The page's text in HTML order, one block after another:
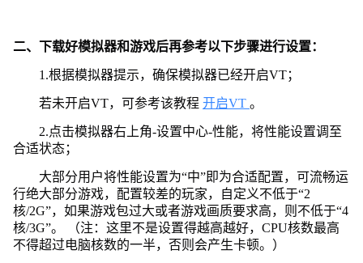
二、下载好模拟器和游戏后再参考以下步骤进行设置：
1.根据模拟器提示，确保模拟器已经开启VT；
若未开启VT，可参考该教程 开启VT 。
2.点击模拟器右上角-设置中心-性能，将性能设置调至
合适状态；
大部分用户将性能设置为“中”即为合适配置，可流畅运
行绝大部分游戏，配置较差的玩家，自定义不低于“2
核/2G”，如果游戏包过大或者游戏画质要求高，则不低于“4
核/3G”。 （注：这里不是设置得越高越好，CPU核数最高
不得超过电脑核数的一半，否则会产生卡顿。）